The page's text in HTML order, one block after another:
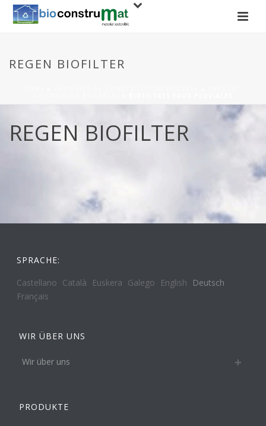
REGEN BIOFILTER
REGEN BIOFILTER
SPRACHE:
Castellano Català Euskera Galego English
Deutsch
Français
WIR ÜBER UNS
Wir über uns
PRODUKTE